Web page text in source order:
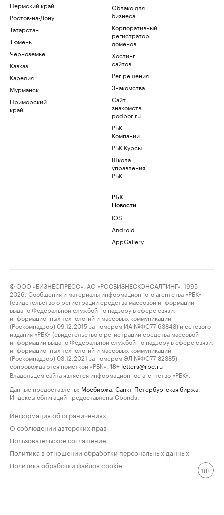
Пермский край
Ростов-на-Дону
Татарстан
Тюмень
Черноземье
Кавказ
Карелия
Мурманск
Приморский
край
Облако для
бизнеса
Корпоративный
регистратор
доменов
Хостинг
сайтов
Рег.решения
Знакомства
Сайт
знакомств
podbor.ru
РБК
Компании
РБК Курсы
Школа
управления
РБК
РБК
Новости
iOS
Android
AppGallery
© ООО «БИЗНЕСПРЕСС», АО «РОСБИЗНЕСКОНСАЛТИНГ», 1995–
2026. Сообщения и материалы информационного агентства «РБК»
(свидетельство о регистрации средства массовой информации
выдано Федеральной службой по надзору в сфере связи,
информационных технологий и массовых коммуникаций
(Роскомнадзор) 09.12.2015 за номером ИА №ФС77-63848) и сетевого
издания «РБК» (свидетельство о регистрации средства массовой
информации выдано Федеральной службой по надзору в сфере связи,
информационных технологий и массовых коммуникаций
(Роскомнадзор) 03.12.2021 за номером ЭЛ №ФС77-82385)
сопровождаются пометкой «РБК».
18+ letters@rbc.ru
Владельцем сайта является информационное агентство «РБК».
Данные предоставлены: Мосбиржа Санкт-Петербургская биржа
Индексы облигаций предоставлены Cbonds.
Информация об ограничениях
О соблюдении авторских прав
Пользовательское соглашение
Политика в отношении обработки персональных данных
Политика обработки файлов cookie
18+